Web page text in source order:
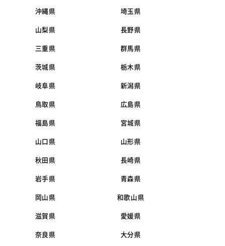
沖縄県 埼玉県
山梨県 長野県
三重県 群馬県
茨城県 栃木県
岐阜県 新潟県
鳥取県 広島県
福島県 宮城県
山口県 山形県
秋田県 長崎県
岩手県 青森県
岡山県 和歌山県
滋賀県 愛媛県
奈良県 大分県